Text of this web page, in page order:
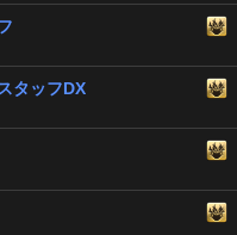
タッフDX